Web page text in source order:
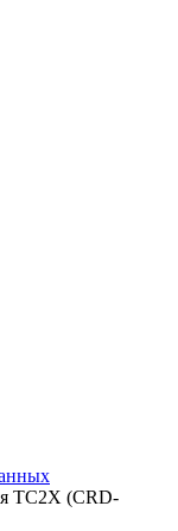
TC2X (CRD-